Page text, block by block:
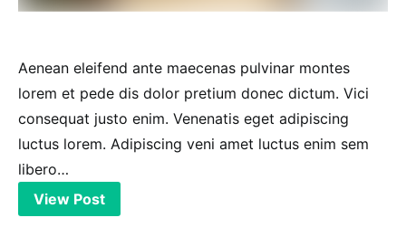
Aenean eleifend ante maecenas pulvinar montes
lorem et pede dis dolor pretium donec dictum. Vici
consequat justo enim. Venenatis eget adipiscing
luctus lorem. Adipiscing veni amet luctus enim sem
libero…
View Post